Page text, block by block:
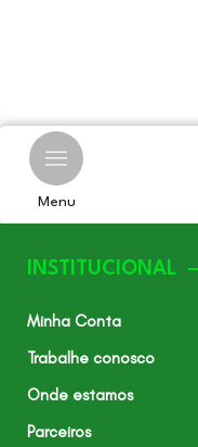
Menu
INSTITUCIONAL
Minha Conta
Trabalhe conosco
Onde estamos
Parceiros